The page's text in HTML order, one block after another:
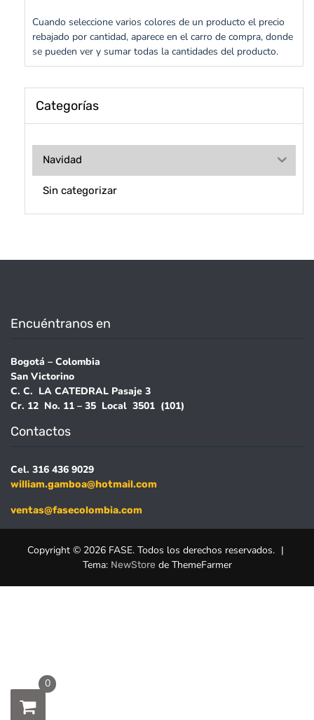
Cuando seleccione varios colores de un producto el precio
rebajado por cantidad, aparece en el carro de compra, donde
se pueden ver y sumar todas la cantidades del producto.
Categorías
Navidad
Sin categorizar
Encuéntranos en
Bogotá – Colombia
San Victorino
C. C. LA CATEDRAL Pasaje 3
Cr. 12 No. 11 – 35 Local 3501 (101)
Contactos
Cel. 316 436 9029
william.gamboa@hotmail.com
ventas@fasecolombia.com
Copyright © 2026 FASE. Todos los derechos reservados. |
Tema: NewStore de ThemeFarmer
0